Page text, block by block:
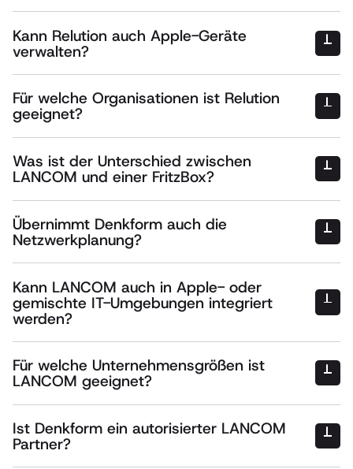
Kann Relution auch Apple-Geräte
verwalten?
Für welche Organisationen ist Relution
geeignet?
Was ist der Unterschied zwischen
LANCOM und einer FritzBox?
Übernimmt Denkform auch die
Netzwerkplanung?
Kann LANCOM auch in Apple- oder
gemischte IT-Umgebungen integriert
werden?
Für welche Unternehmensgrößen ist
LANCOM geeignet?
Ist Denkform ein autorisierter LANCOM
Partner?